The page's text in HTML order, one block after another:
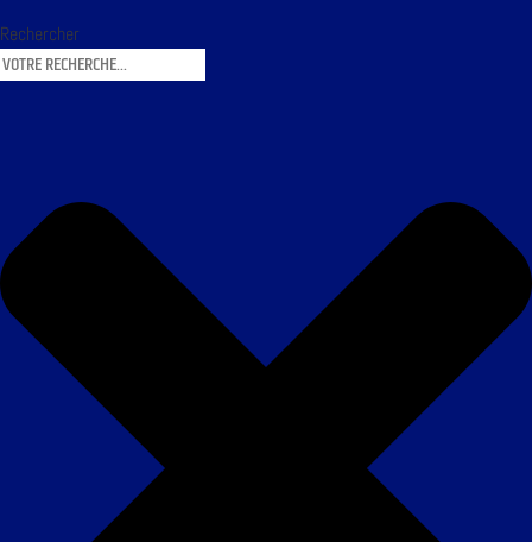
Rechercher